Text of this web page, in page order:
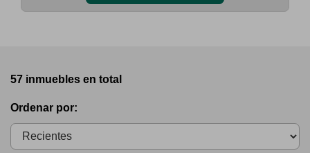
57 inmuebles en total
Ordenar por: